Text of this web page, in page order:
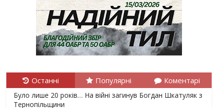
Останні Популярні Коментарі
Було лише 20 років… На війні загинув Богдан Шкатуляк з
Тернопільщини